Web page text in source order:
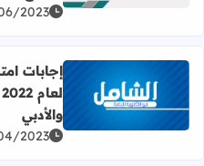
2023
اقرأ المزيد عن إجابات امتحان اللغة العربية 2
والأدبي
2023